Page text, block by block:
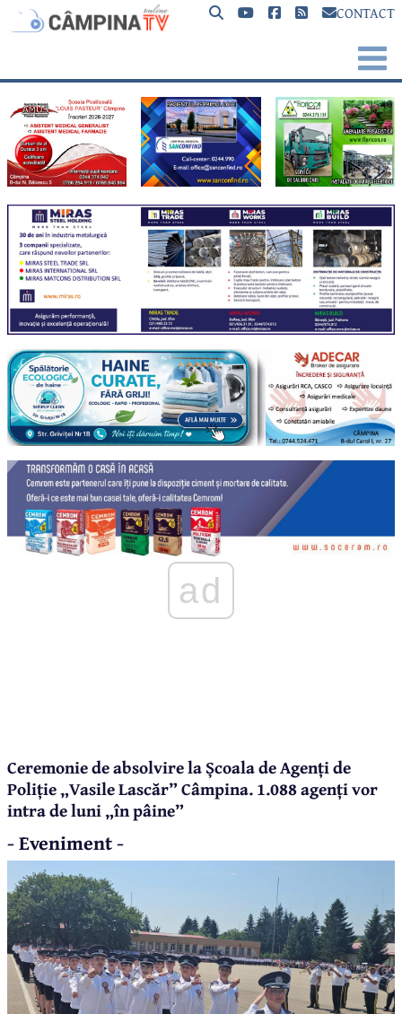
CONTACT
ad
Ceremonie de absolvire la Școala de Agenți de
Poliție „Vasile Lascăr” Câmpina. 1.088 agenți vor
intra de luni „în pâine”
- Eveniment -